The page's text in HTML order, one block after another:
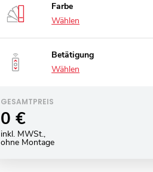
Farbe
Wählen
Betätigung
Wählen
GESAMTPREIS
0 €
inkl. MWSt.,
ohne Montage